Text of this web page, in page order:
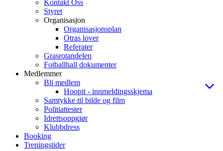
Kontakt Oss
Styret
Organisasjon
Organisasjonsplan
Otras lover
Referater
Grasrotandelen
Fotballhall dokumenter
Medlemmer
Bli medlem
Hoopit - innmeldingsskjema
Samtykke til bilde og film
Politiattester
Idrettsoppgjør
Klubbdress
Booking
Treningstider